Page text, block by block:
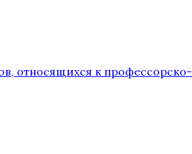
относящихся к профессорско-